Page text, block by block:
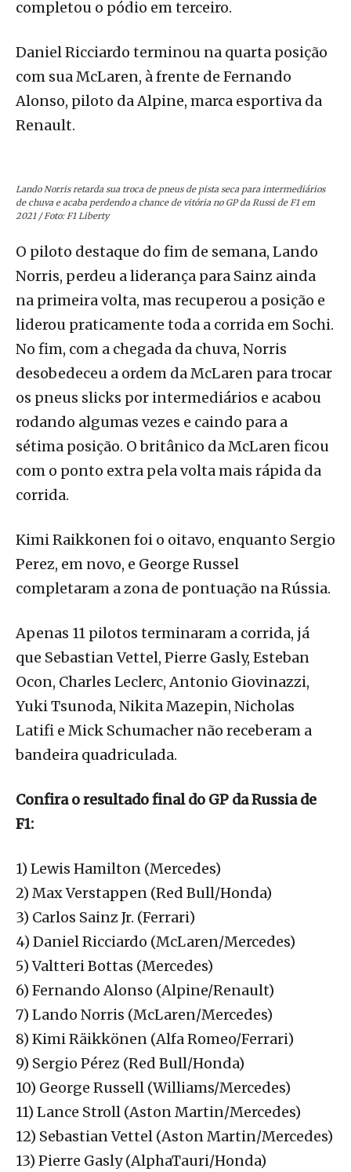
completou o pódio em terceiro.
Daniel Ricciardo terminou na quarta posição
com sua McLaren, à frente de Fernando
Alonso, piloto da Alpine, marca esportiva da
Renault.
Lando Norris retarda sua troca de pneus de pista seca para intermediários
de chuva e acaba perdendo a chance de vitória no GP da Russi de F1 em
2021 / Foto: F1 Liberty
O piloto destaque do fim de semana, Lando
Norris, perdeu a liderança para Sainz ainda
na primeira volta, mas recuperou a posição e
liderou praticamente toda a corrida em Sochi.
No fim, com a chegada da chuva, Norris
desobedeceu a ordem da McLaren para trocar
os pneus slicks por intermediários e acabou
rodando algumas vezes e caindo para a
sétima posição. O britânico da McLaren ficou
com o ponto extra pela volta mais rápida da
corrida.
Kimi Raikkonen foi o oitavo, enquanto Sergio
Perez, em novo, e George Russel
completaram a zona de pontuação na Rússia.
Apenas 11 pilotos terminaram a corrida, já
que Sebastian Vettel, Pierre Gasly, Esteban
Ocon, Charles Leclerc, Antonio Giovinazzi,
Yuki Tsunoda, Nikita Mazepin, Nicholas
Latifi e Mick Schumacher não receberam a
bandeira quadriculada.
Confira o resultado final do GP da Russia de
F1:
1) Lewis Hamilton (Mercedes)
2) Max Verstappen (Red Bull/Honda)
3) Carlos Sainz Jr. (Ferrari)
4) Daniel Ricciardo (McLaren/Mercedes)
5) Valtteri Bottas (Mercedes)
6) Fernando Alonso (Alpine/Renault)
7) Lando Norris (McLaren/Mercedes)
8) Kimi Räikkönen (Alfa Romeo/Ferrari)
9) Sergio Pérez (Red Bull/Honda)
10) George Russell (Williams/Mercedes)
11) Lance Stroll (Aston Martin/Mercedes)
12) Sebastian Vettel (Aston Martin/Mercedes)
13) Pierre Gasly (AlphaTauri/Honda)